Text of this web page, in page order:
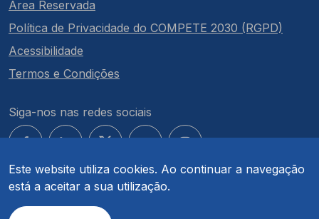
Este website utiliza cookies. Ao continuar a navegação
está a aceitar a sua utilização.
Área Reservada
Política de Privacidade do COMPETE 2030 (RGPD)
Acessibilidade
Termos e Condições
Siga-nos nas redes sociais